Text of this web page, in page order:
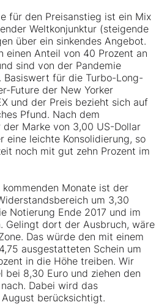
für den Preisanstieg ist ein Mix
Weltkonjunktur (steigende
über ein sinkendes Angebot.
einen Anteil von 40 Prozent an
sind von der Pandemie
Basiswert für die Turbo-Long-
Future der New Yorker
und der Preis bezieht sich auf
Pfund. Nach dem
der Marke von 3,00 US-Dollar
eine leichte Konsolidierung, so
noch mit gut zehn Prozent im
Monate ist der
um 3,30
Notierung Ende 2017 und im
Gelingt dort der Ausbruch, wäre
Das würde den mit einem
ausgestatteten Schein um
in die Höhe treiben. Wir
bei 8,30 Euro und ziehen den
Dabei wird das
berücksichtigt.